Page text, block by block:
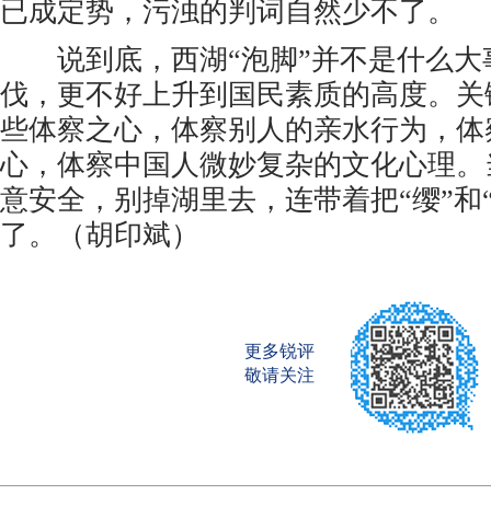
已成定势，污浊的判词自然少不了。
说到底，西湖“泡脚”并不是什么大
伐，更不好上升到国民素质的高度。
些体察之心，体察别人的亲水行为，
心，体察中国人微妙复杂的文化心理
意安全，别掉湖里去，连带着把“缨”和
了。（胡印斌）
更多锐评
敬请关注